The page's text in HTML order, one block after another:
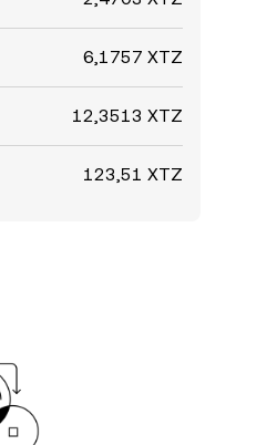
6,1757 XTZ
12,3513 XTZ
123,51 XTZ